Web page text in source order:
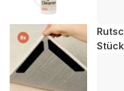
Meine
Alle